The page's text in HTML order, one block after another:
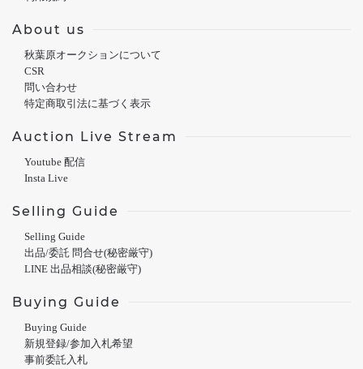
About us
秋葉原オークションについて
CSR
問い合わせ
特定商取引法に基づく表示
Auction Live Stream
Youtube 配信
Insta Live
Selling Guide
Selling Guide
出品/委託 問合せ(秘密厳守)
LINE 出品相談(秘密厳守)
Buying Guide
Buying Guide
新規登録/参加入札希望
事前委託入札